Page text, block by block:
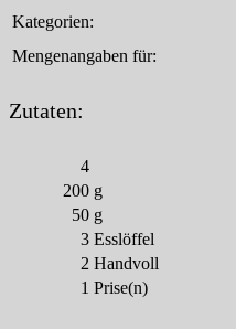
Kategorien:
Mengenangaben für:
Zutaten:
4
200 g
50 g
3 Esslöffel
2 Handvoll
1 Prise(n)